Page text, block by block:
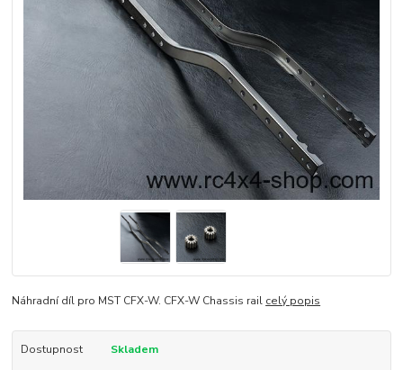
Náhradní díl pro MST CFX-W. CFX-W Chassis rail celý popis
Dostupnost Skladem